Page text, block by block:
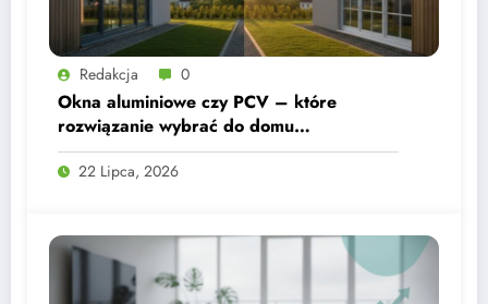
Redakcja 0
Okna aluminiowe czy PCV – które
rozwiązanie wybrać do domu
jednorodzinnego?
22 Lipca, 2026